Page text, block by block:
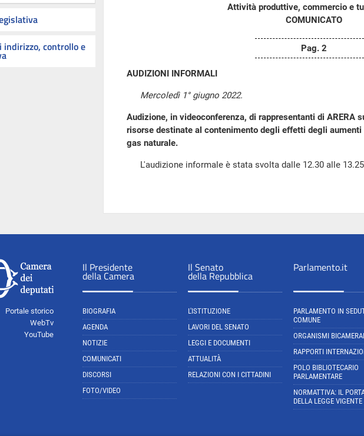
controllo e
Attività produttive, commercio e
COMUNICATO
Pag. 2
AUDIZIONI INFORMALI
Mercoledì 1° giugno 2022.
Audizione, in videoconferenza, di rappresentanti di ARERA
risorse destinate al contenimento degli effetti degli
gas naturale.
L'audizione informale è stata svolta dalle 12.30 alle
Portale storico
WebTv
YouTube
Il Presidente
della Camera
BIOGRAFIA
AGENDA
NOTIZIE
COMUNICATI
DISCORSI
FOTO/VIDEO
Il Senato
della Repubblica
L'ISTITUZIONE
LAVORI DEL SENATO
LEGGI E DOCUMENTI
ATTUALITÀ
RELAZIONI CON I CITTADINI
Parlamento.it
PARLAMENTO IN
COMUNE
ORGANISMI
RAPPORTI
POLO BIBLIOTECARIO
PARLAMENTARE
NORMATTIVA: IL
DELLA LEGGE VIGENTE